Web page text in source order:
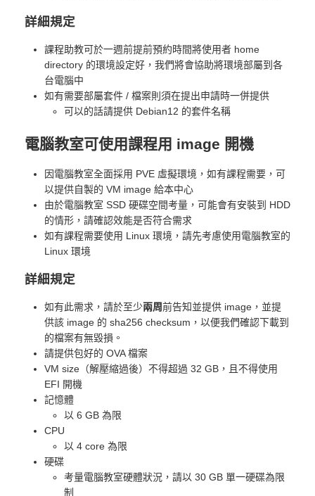
詳細規定
課程助教可於一週前提前預約時間將使用者 home
directory 的環境設定好，我們將會協助將環境部屬到各
台電腦中
如有需要部屬套件 / 檔案則須在提出申請時一併提供
可以的話請提供 Debian12 的套件名稱
電腦教室可使用課程用 image 開機
因電腦教室全面採用 PVE 虛擬環境，如有課程需要，可
以提供自製的 VM image 給本中心
由於電腦教室 SSD 硬碟空間考量，可能會有安裝到 HDD
的情形，請確認效能是否符合需求
如有課程需要使用 Linux 環境，請先考慮使用電腦教室的
Linux 環境
詳細規定
如有此需求，請於至少兩周前告知並提供 image，並提
供該 image 的 sha256 checksum，以便我們確認下載到
的檔案有無毀損。
請提供包好的 OVA 檔案
VM size（解壓縮過後）不得超過 32 GB，且不得使用
EFI 開機
記憶體
以 6 GB 為限
CPU
以 4 core 為限
硬碟
考量電腦教室硬體狀況，請以 30 GB 單一硬碟為限
制